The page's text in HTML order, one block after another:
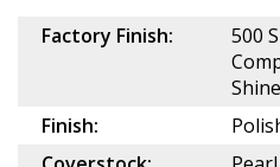
Factory Finish:
500
Shine
Finish: